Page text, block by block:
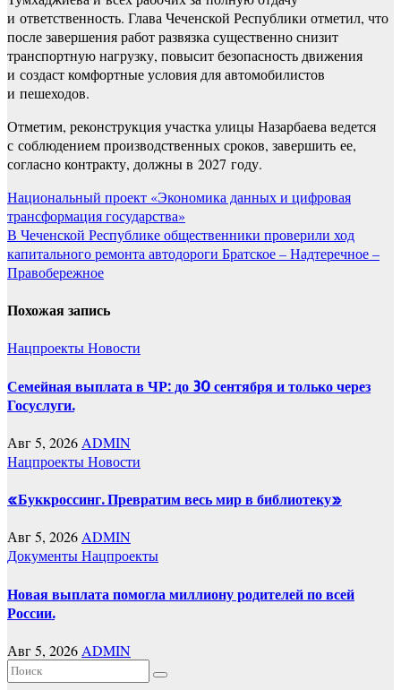
и ответственность. Глава Чеченской Республики отметил, что
после завершения работ развязка существенно снизит
транспортную нагрузку, повысит безопасность движения
и создаст комфортные условия для автомобилистов
и пешеходов.
Отметим, реконструкция участка улицы Назарбаева ведется
с соблюдением производственных сроков, завершить ее,
согласно контракту, должны в 2027 году.
Навигация
по
записям
Национальный проект «Экономика данных и цифровая
трансформация государства»
В Чеченской Республике общественники проверили ход
капитального ремонта автодороги Братское – Надтеречное –
Правобережное
Похожая запись
НацпроектыНовости
Семейная выплата в ЧР: до 30 сентября и только через
Госуслуги.
Авг 5, 2026 ADMIN
НацпроектыНовости
«Буккроссинг. Превратим весь мир в библиотеку»
Авг 5, 2026ADMIN
ДокументыНацпроекты
Новая выплата помогла миллиону родителей по всей
России.
Авг 5, 2026 ADMIN